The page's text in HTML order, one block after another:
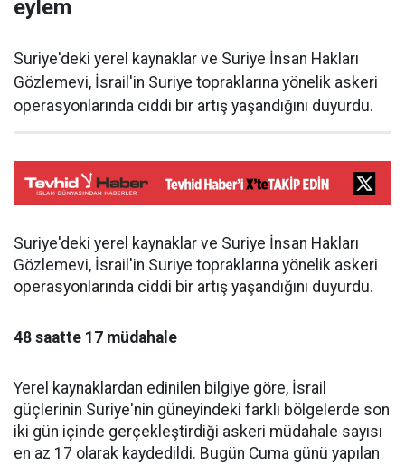
eylem
Suriye'deki yerel kaynaklar ve Suriye İnsan Hakları
Gözlemevi, İsrail'in Suriye topraklarına yönelik askeri
operasyonlarında ciddi bir artış yaşandığını duyurdu.
Suriye'deki yerel kaynaklar ve Suriye İnsan Hakları
Gözlemevi, İsrail'in Suriye topraklarına yönelik askeri
operasyonlarında ciddi bir artış yaşandığını duyurdu.
48 saatte 17 müdahale
Yerel kaynaklardan edinilen bilgiye göre, İsrail
güçlerinin Suriye'nin güneyindeki farklı bölgelerde son
iki gün içinde gerçekleştirdiği askeri müdahale sayısı
en az 17 olarak kaydedildi. Bugün Cuma günü yapılan